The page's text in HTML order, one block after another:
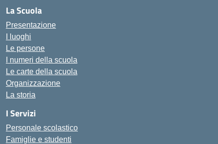
La Scuola
Presentazione
I luoghi
Le persone
I numeri della scuola
Le carte della scuola
Organizzazione
La storia
I Servizi
Personale scolastico
Famiglie e studenti